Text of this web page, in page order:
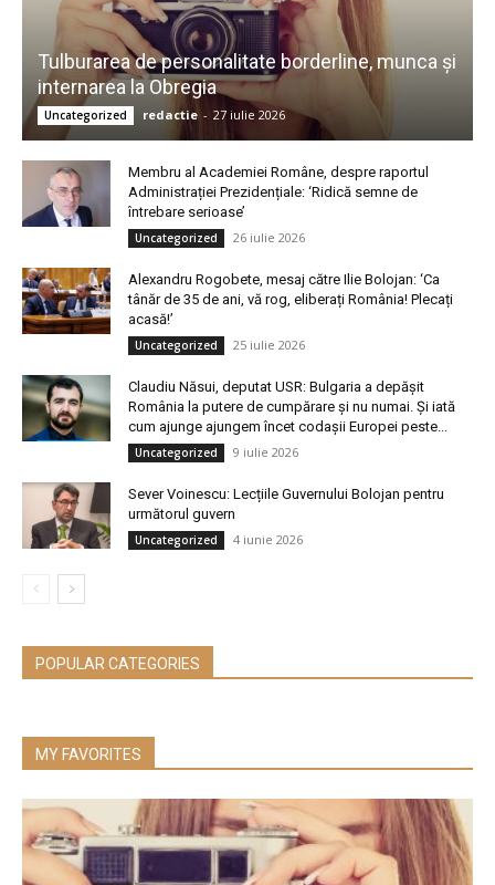
Tulburarea de personalitate borderline, munca și
internarea la Obregia
Uncategorized redactie - 27 iulie 2026
Membru al Academiei Române, despre raportul
Administrației Prezidențiale: ‘Ridică semne de
întrebare serioase’
Uncategorized 26 iulie 2026
Alexandru Rogobete, mesaj către Ilie Bolojan: ‘Ca
tânăr de 35 de ani, vă rog, eliberați România! Plecați
acasă!’
Uncategorized 25 iulie 2026
Claudiu Năsui, deputat USR: Bulgaria a depășit
România la putere de cumpărare și nu numai. Și iată
cum ajunge ajungem încet codașii Europei peste...
Uncategorized 9 iulie 2026
Sever Voinescu: Lecțiile Guvernului Bolojan pentru
următorul guvern
Uncategorized 4 iunie 2026
POPULAR CATEGORIES
MY FAVORITES